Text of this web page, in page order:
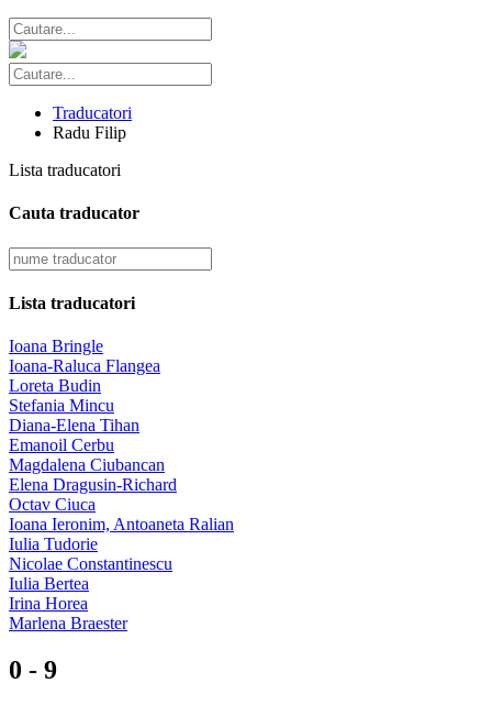
Traducatori
Radu Filip
Lista traducatori
Cauta traducator
Lista traducatori
Ioana Bringle
Ioana-Raluca Flangea
Loreta Budin
Stefania Mincu
Diana-Elena Tihan
Emanoil Cerbu
Magdalena Ciubancan
Elena Dragusin-Richard
Octav Ciuca
Ioana Ieronim, Antoaneta Ralian
Iulia Tudorie
Nicolae Constantinescu
Iulia Bertea
Irina Horea
Marlena Braester
0 - 9